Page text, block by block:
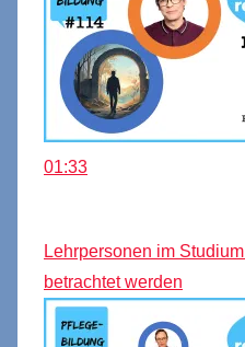
01:33
Lehrpersonen im
betrachtet werden